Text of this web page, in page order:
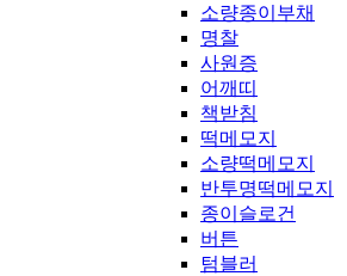
소량종이부채
명찰
사원증
어깨띠
책받침
떡메모지
소량떡메모지
반투명떡메모지
종이슬로건
버튼
텀블러